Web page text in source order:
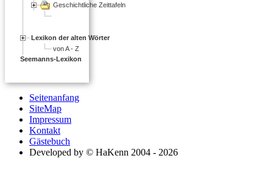
Geschichtliche Zeittafeln
Lexikon der alten Wörter
von A - Z
Seemanns-Lexikon
Seitenanfang
SiteMap
Impressum
Kontakt
Gästebuch
Developed by © HaKenn 2004 - 2026